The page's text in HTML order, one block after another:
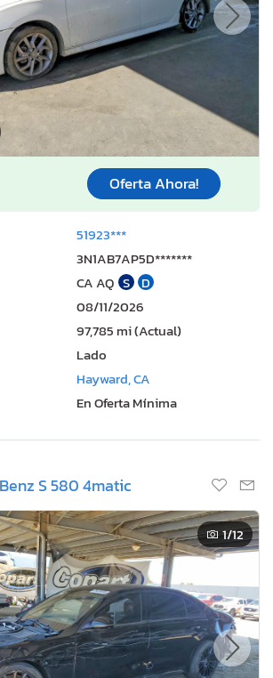
Oferta Ahora!
51923***
3N1AB7AP5D*******
CA AQ S D
08/11/2026
97,785 mi (Actual)
Lado
Hayward, CA
En Oferta Mínima
S 580 4matic
1/12